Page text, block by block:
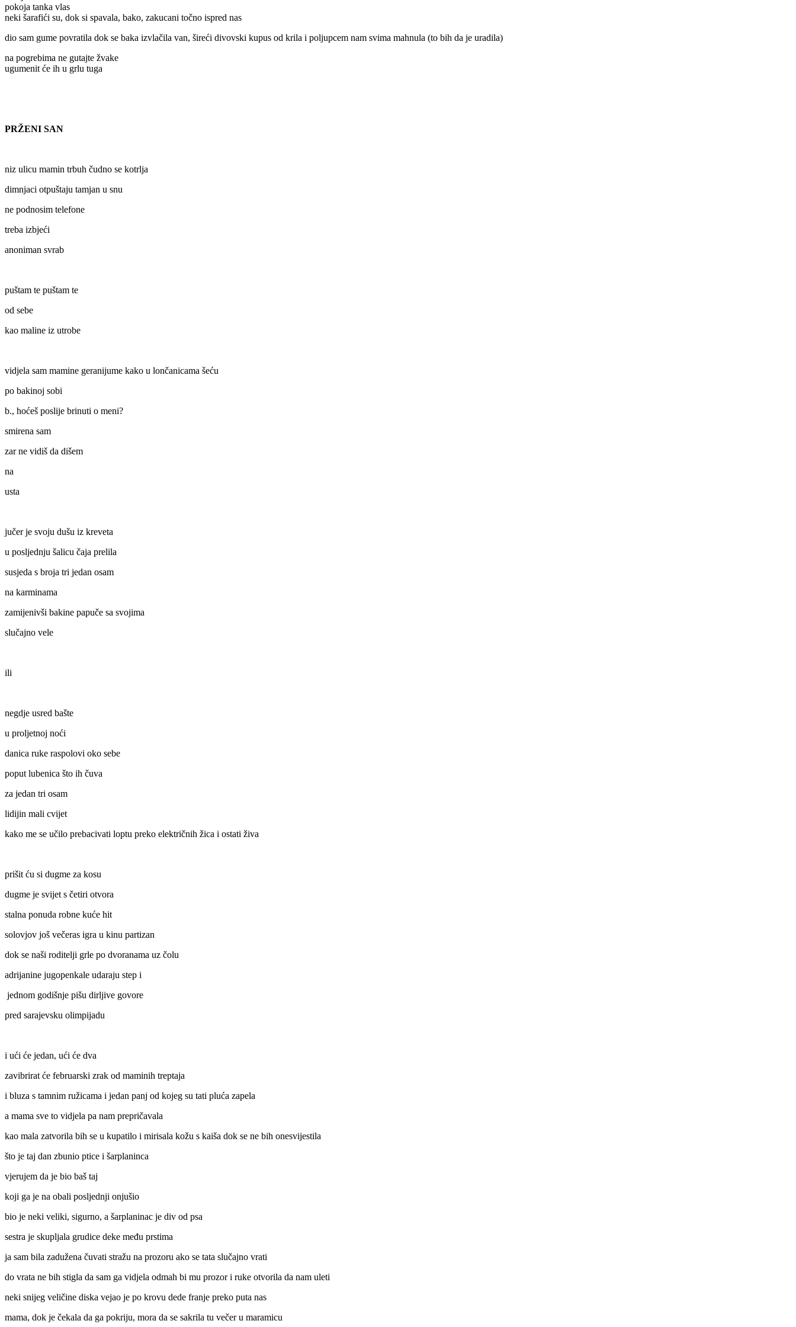
pokoja tanka vlas
neki šarafići su, dok si spavala, bako, zakucani točno ispred nas
dio sam gume povratila dok se baka izvlačila van, šireći divovski kupus od krila i poljupcem nam svima mahnula (to bih da je uradila)
na pogrebima ne gutajte žvake
ugumenit će ih u grlu tuga
PRŽENI SAN
niz ulicu mamin trbuh čudno se kotrlja
dimnjaci otpuštaju tamjan u snu
ne podnosim telefone
treba izbjeći
anoniman svrab
puštam te puštam te
od sebe
kao maline iz utrobe
vidjela sam mamine geranijume kako u lončanicama šeću
po bakinoj sobi
b., hoćeš poslije brinuti o meni?
smirena sam
zar ne vidiš da dišem
na
usta
jučer je svoju dušu iz kreveta
u posljednju šalicu čaja prelila
susjeda s broja tri jedan osam
na karminama
zamijenivši bakine papuče sa svojima
slučajno vele
ili
negdje usred bašte
u proljetnoj noći
danica ruke raspolovi oko sebe
poput lubenica što ih čuva
za jedan tri osam
lidijin mali cvijet
kako me se učilo prebacivati loptu preko električnih žica i ostati živa
prišit ću si dugme za kosu
dugme je svijet s četiri otvora
stalna ponuda robne kuće hit
solovjov još večeras igra u kinu partizan
dok se naši roditelji grle po dvoranama uz čolu
adrijanine jugopenkale udaraju step i
jednom godišnje pišu dirljive govore
pred sarajevsku olimpijadu
i ući će jedan, ući će dva
zavibrirat će februarski zrak od maminih treptaja
i bluza s tamnim ružicama i jedan panj od kojeg su tati pluća zapela
a mama sve to vidjela pa nam prepričavala
kao mala zatvorila bih se u kupatilo i mirisala kožu s kaiša dok se ne bih onesvijestila
što je taj dan zbunio ptice i šarplaninca
vjerujem da je bio baš taj
koji ga je na obali posljednji onjušio
bio je neki veliki, sigurno, a šarplaninac je div od psa
sestra je skupljala grudice deke među prstima
ja sam bila zadužena čuvati stražu na prozoru ako se tata slučajno vrati
do vrata ne bih stigla da sam ga vidjela odmah bi mu prozor i ruke otvorila da nam uleti
neki snijeg veličine diska vejao je po krovu dede franje preko puta nas
mama, dok je čekala da ga pokriju, mora da se sakrila tu večer u maramicu